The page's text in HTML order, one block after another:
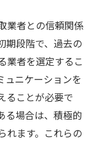
業者との信頼関係
期段階で、過去の
業者を選定するこ
ュニケーションを
ることが必要で
る場合は、積極的
れます。これらの